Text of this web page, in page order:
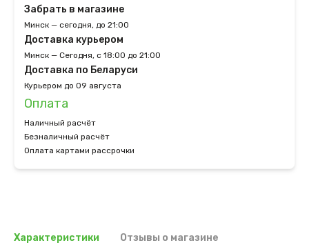
Забрать в магазине
Минск — сегодня, до 21:00
Доставка курьером
Минск — Сегодня, с 18:00 до 21:00
Доставка по Беларуси
Курьером до 09 августа
Оплата
Наличный расчёт
Безналичный расчёт
Оплата картами рассрочки
Характеристики Отзывы о магазине